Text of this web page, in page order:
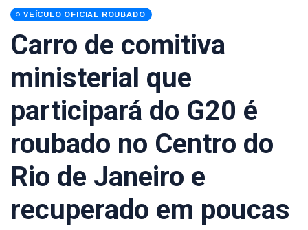
VEÍCULO OFICIAL ROUBADO
Carro de comitiva
ministerial que
participará do G20 é
roubado no Centro do
Rio de Janeiro e
recuperado em poucas